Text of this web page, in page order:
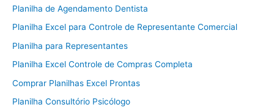
Planilha de Agendamento Dentista
Planilha Excel para Controle de Representante Comercial
Planilha para Representantes
Planilha Excel Controle de Compras Completa
Comprar Planilhas Excel Prontas
Planilha Consultório Psicólogo